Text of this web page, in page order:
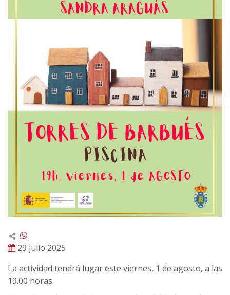
29 julio 2025
La actividad tendrá lugar este viernes, 1 de agosto, a las
19.00 horas.